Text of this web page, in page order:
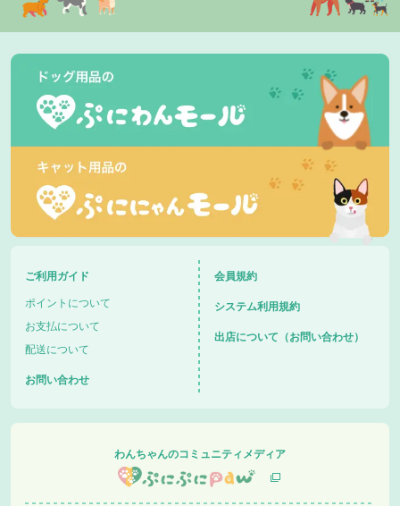
ご利用ガイド
ポイントについて
お支払について
配送について
お問い合わせ
会員規約
システム利用規約
出店について（お問い合わせ）
わんちゃんのコミュニティメディア